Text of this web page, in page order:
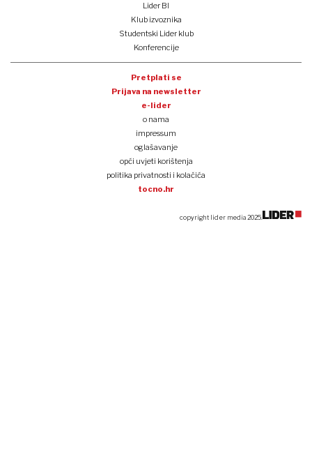
Lider BI
Klub izvoznika
Studentski Lider klub
Konferencije
Pretplati se
Prijava na newsletter
e-lider
o nama
impressum
oglašavanje
opći uvjeti korištenja
politika privatnosti i kolačića
tocno.hr
copyright lider media 2025.